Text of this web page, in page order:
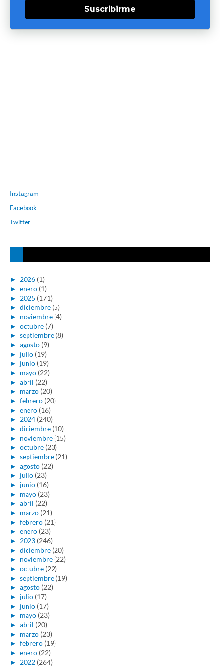
Suscribirme
Instagram
Facebook
Twitter
► 2026 (1)
► enero (1)
► 2025 (171)
► diciembre (5)
► noviembre (4)
► octubre (7)
► septiembre (8)
► agosto (9)
► julio (19)
► junio (19)
► mayo (22)
► abril (22)
► marzo (20)
► febrero (20)
► enero (16)
► 2024 (240)
► diciembre (10)
► noviembre (15)
► octubre (23)
► septiembre (21)
► agosto (22)
► julio (23)
► junio (16)
► mayo (23)
► abril (22)
► marzo (21)
► febrero (21)
► enero (23)
► 2023 (246)
► diciembre (20)
► noviembre (22)
► octubre (22)
► septiembre (19)
► agosto (22)
► julio (17)
► junio (17)
► mayo (23)
► abril (20)
► marzo (23)
► febrero (19)
► enero (22)
► 2022 (264)